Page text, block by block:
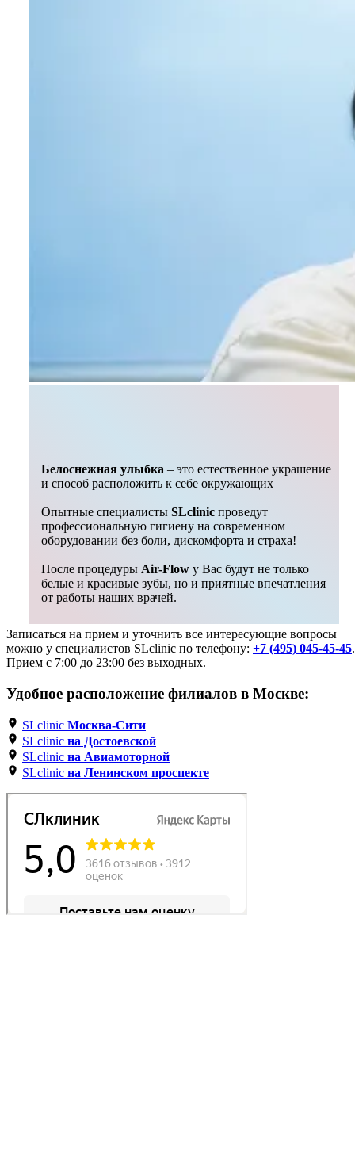
Белоснежная улыбка – это естественное украшение
и способ расположить к себе окружающих
Опытные специалисты SLclinic проведут
профессиональную гигиену на современном
оборудовании без боли, дискомфорта и страха!
После процедуры Air-Flow у Вас будут не только
белые и красивые зубы, но и приятные впечатления
от работы наших врачей.
Записаться на прием и уточнить все интересующие вопросы
можно у специалистов SLclinic по телефону: +7 (495) 045-45-45.
Прием с 7:00 до 23:00 без выходных.
Удобное расположение филиалов в Москве:
SLclinic Москва-Сити
SLclinic на Достоевской
SLclinic на Авиамоторной
SLclinic на Ленинском проспекте